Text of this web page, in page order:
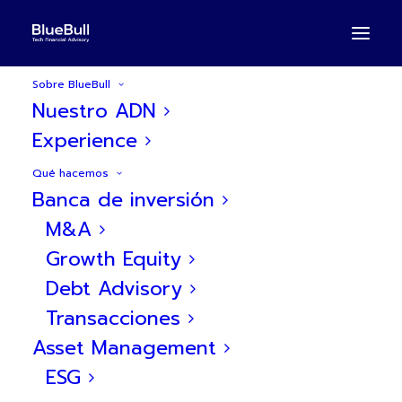
Sobre BlueBull
Nuestro ADN
Experience
Qué hacemos
Banca de inversión
M&A
Growth Equity
Debt Advisory
Transacciones
Asset Management
ESG
BlueBull Team
Un equipo de
profesionales con
mentalidad analítica y
ADN emprendedor